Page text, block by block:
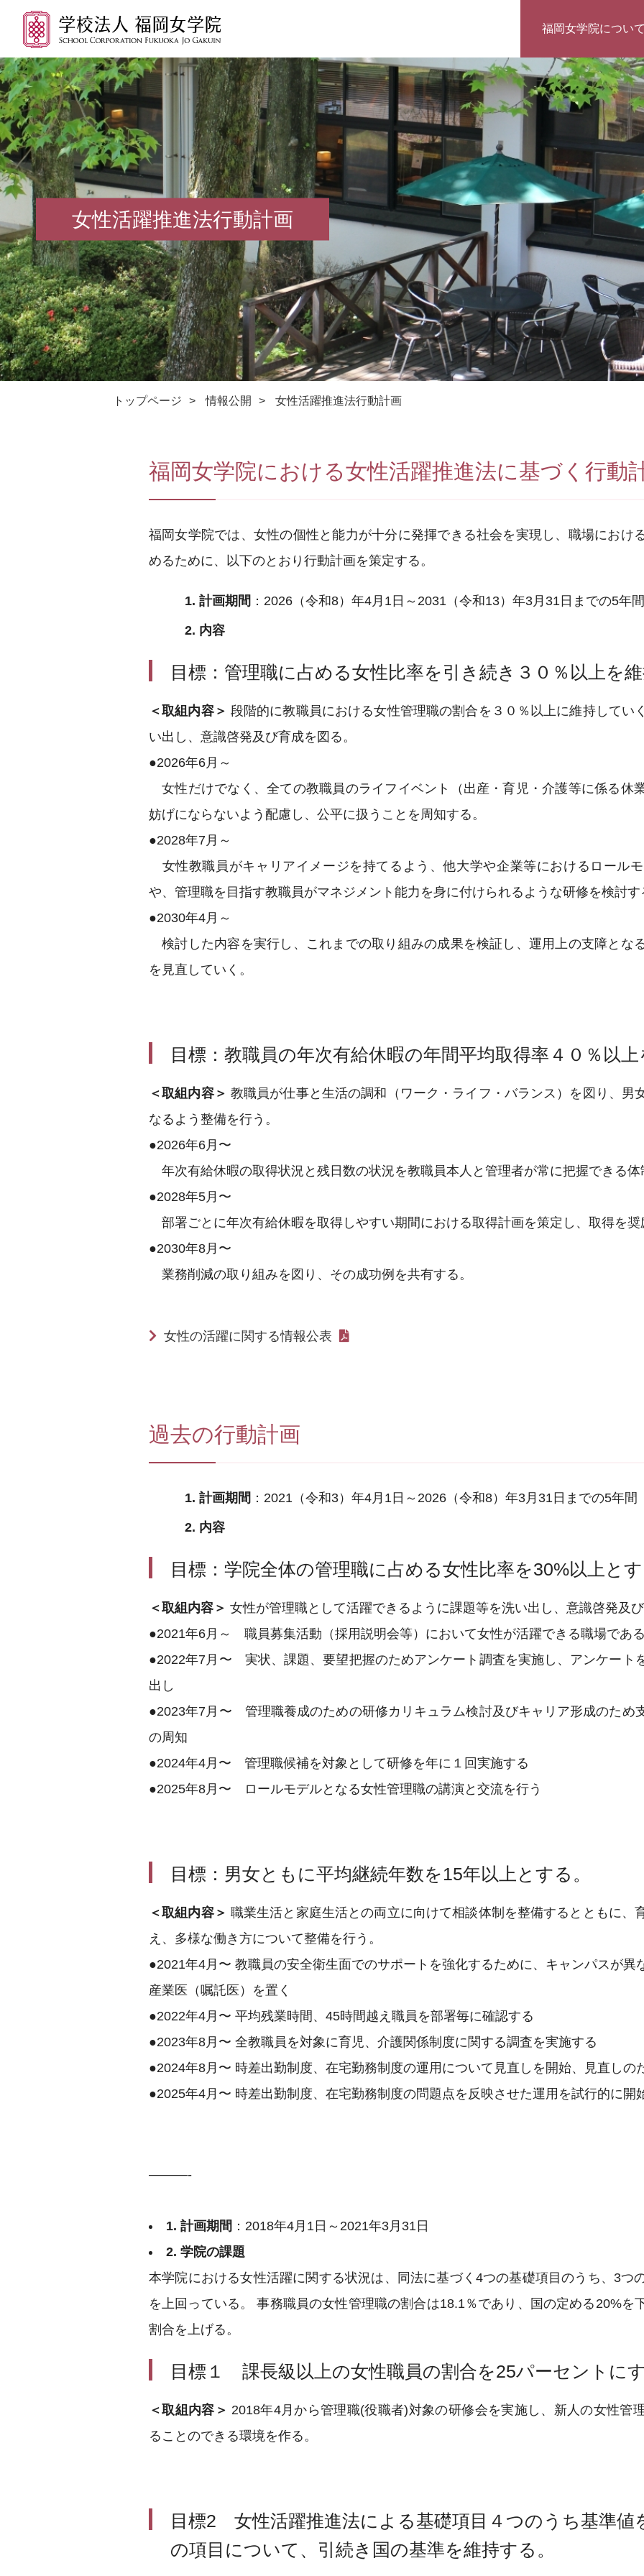
福岡女学院について
女性活躍推進法行動計画
トップページ > 情報公開 > 女性活躍推進法行動計画
福岡女学院における女性活躍推進法に基づく行動
福岡女学院では、女性の個性と能力が十分に発揮できる社会を実現し、職場におけ
めるために、以下のとおり行動計画を策定する。
1. 計画期間 ：2026（令和8）年4月1日～2031（令和13）年3月31日までの5年間
2. 内容
目標：管理職に占める女性比率を引き続き３０％以上を維
＜取組内容＞ 段階的に教職員における女性管理職の割合を３０％以上に維持してい
い出し、意識啓発及び育成を図る。
●2026年6月～
女性だけでなく、全ての教職員のライフイベント（出産・育児・介護等に係る休
妨げにならないよう配慮し、公平に扱うことを周知する。
●2028年7月～
女性教職員がキャリアイメージを持てるよう、他大学や企業等におけるロール
や、管理職を目指す教職員がマネジメント能力を身に付けられるような研修を検討す
●2030年4月～
検討した内容を実行し、これまでの取り組みの成果を検証し、運用上の支障とな
を見直していく。
目標：教職員の年次有給休暇の年間平均取得率４０％以上
＜取組内容＞ 教職員が仕事と生活の調和（ワーク・ライフ・バランス）を図り、男
なるよう整備を行う。
●2026年6月〜
年次有給休暇の取得状況と残日数の状況を教職員本人と管理者が常に把握できる体
●2028年5⽉〜
部署ごとに年次有給休暇を取得しやすい期間における取得計画を策定し、取得を奨
●2030年8⽉〜
業務削減の取り組みを図り、その成功例を共有する。
女性の活躍に関する情報公表
過去の行動計画
1. 計画期間 ：2021（令和3）年4月1日～2026（令和8）年3月31日までの5年間
2. 内容
目標：学院全体の管理職に占める女性比率を30%以上とす
＜取組内容＞ 女性が管理職として活躍できるように課題等を洗い出し、意識啓発及び
●2021年6月～ 職員募集活動（採用説明会等）において女性が活躍できる職場であ
●2022年7⽉〜 実状、課題、要望把握のためアンケート調査を実施し、アンケート
出し
●2023年7⽉〜 管理職養成のための研修カリキュラム検討及びキャリア形成のため
の周知
●2024年4⽉〜 管理職候補を対象として研修を年に１回実施する
●2025年8⽉〜 ロールモデルとなる女性管理職の講演と交流を行う
目標：男女ともに平均継続年数を15年以上とする。
＜取組内容＞ 職業生活と家庭生活との両立に向けて相談体制を整備するとともに、
え、多様な働き方について整備を行う。
●2021年4⽉〜 教職員の安全衛生面でのサポートを強化するために、キャンパスが異
産業医（嘱託医）を置く
●2022年4⽉〜 平均残業時間、45時間越え職員を部署毎に確認する
●2023年8⽉〜 全教職員を対象に育児、介護関係制度に関する調査を実施する
●2024年8⽉〜 時差出勤制度、在宅勤務制度の運用について見直しを開始、見直しの
●2025年4⽉〜 時差出勤制度、在宅勤務制度の問題点を反映させた運用を試行的に開
———-
1. 計画期間 ：2018年4月1日～2021年3月31日
2. 学院の課題
本学院における女性活躍に関する状況は、同法に基づく4つの基礎項目のうち、3つ
を上回っている。 事務職員の女性管理職の割合は18.1％であり、国の定める20%を
割合を上げる。
目標１ 課長級以上の女性職員の割合を25パーセントにす
＜取組内容＞ 2018年4月から管理職(役職者)対象の研修会を実施し、新人の女性管
ることのできる環境を作る。
目標2 女性活躍推進法による基礎項目４つのうち基準値
の項目について、引続き国の基準を維持する。